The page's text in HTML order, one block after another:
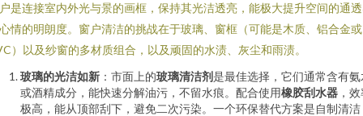
是连接室内外光与景的画框，保持其光洁透亮，能极大提升空间的通
情的明朗度。窗户清洁的挑战在于玻璃、窗框（可能是木质、铝合金或
）以及纱窗的多材质组合，以及顽固的水渍、灰尘和雨渍。
玻璃的光洁如新 ：市面上的玻璃清洁剂是最佳选择，它们通常含有氨
或酒精成分，能快速分解油污，不留水痕。配合使用橡胶刮水器 ，
极高，能从顶部刮下，避免二次污染。一个环保替代方案是自制清洁